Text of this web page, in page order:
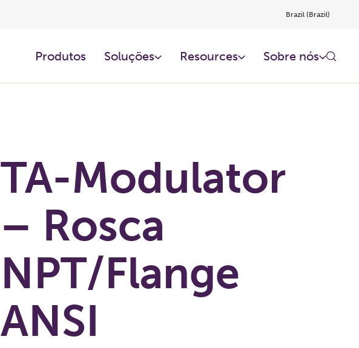
Brazil (Brazil)
Produtos Soluções Resources Sobre nós
TA-Modulator
– Rosca
NPT/Flange
ANSI